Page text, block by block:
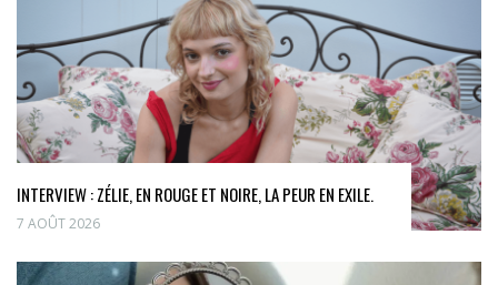
INTERVIEW : ZÉLIE, EN ROUGE ET NOIRE, LA PEUR EN EXILE.
7 AOÛT 2026